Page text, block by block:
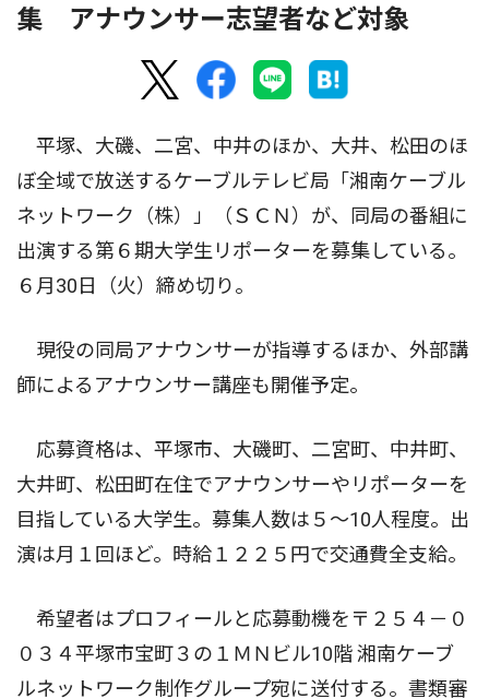
集 アナウンサー志望者など対象
平塚、大磯、二宮、中井のほか、大井、松田のほ
ぼ全域で放送するケーブルテレビ局「湘南ケーブル
ネットワーク（株）」（ＳＣＮ）が、同局の番組に
出演する第６期大学生リポーターを募集している。
６月30日（火）締め切り。
現役の同局アナウンサーが指導するほか、外部講
師によるアナウンサー講座も開催予定。
応募資格は、平塚市、大磯町、二宮町、中井町、
大井町、松田町在住でアナウンサーやリポーターを
目指している大学生。募集人数は５〜10人程度。出
演は月１回ほど。時給１２２５円で交通費全支給。
希望者はプロフィールと応募動機を〒２５４－０
０３４平塚市宝町３の１ＭＮビル10階 湘南ケーブ
ルネットワーク制作グループ宛に送付する。書類審